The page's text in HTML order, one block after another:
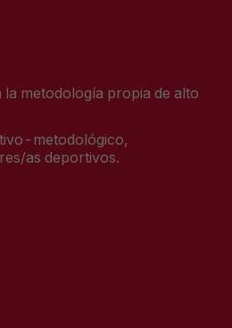
la metodología propia de alto
metodológico,
as deportivos.